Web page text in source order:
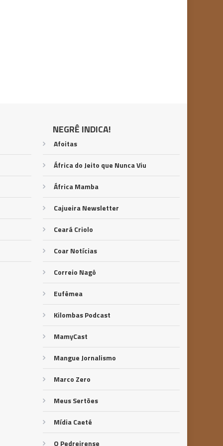
NEGRÊ INDICA!
Afoitas
África do Jeito que Nunca Viu
África Mamba
Cajueira Newsletter
Ceará Criolo
Coar Notícias
Correio Nagô
Eufêmea
Kilombas Podcast
MamyCast
Mangue Jornalismo
Marco Zero
Meus Sertões
Mídia Caeté
O Pedreirense